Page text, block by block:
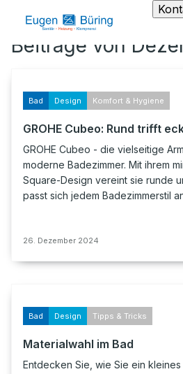
Beiträge von
Bad Design Komfort & Hygiene
GROHE Cubeo: Rund trifft
GROHE Cubeo - die vielseitige
moderne Badezimmer. Mit ihrem
Square-Design vereint sie runde
passt sich jedem Badezimmerstil
26. Dezember 2024
Bad Design Tipps & Tricks
Materialwahl im Bad
Entdecken Sie, wie Sie ein